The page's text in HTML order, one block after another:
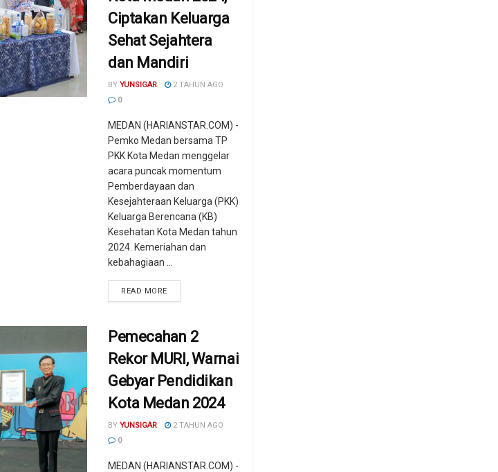
Ciptakan Keluarga
Sehat Sejahtera
dan Mandiri
BY YUNSIGAR
2 TAHUN AGO
0
MEDAN (HARIANSTAR.COM) -
Pemko Medan bersama TP
PKK Kota Medan menggelar
acara puncak momentum
Pemberdayaan dan
Kesejahteraan Keluarga (PKK)
Keluarga Berencana (KB)
Kesehatan Kota Medan tahun
2024. Kemeriahan dan
kebahagiaan ...
READ MORE
Pemecahan 2
Rekor MURI, Warnai
Gebyar Pendidikan
Kota Medan 2024
BY YUNSIGAR
2 TAHUN AGO
0
MEDAN (HARIANSTAR.COM) -